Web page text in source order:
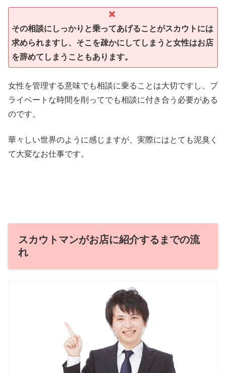
その相談にしっかりと乗ってあげることがスカウトには
求められますし、そこを疎かにしてしまうと女性はお店
を辞めてしまうこともあります。
女性を管理する意味でも相談に乗ることは大切ですし、プ
ライベートな時間を削ってでも相談に付き合う必要がある
のです。
華々しい世界のように感じますが、実際にはとても泥臭く
て大変なお仕事です。
スカウトマンがお店に紹介するまでの流
れ